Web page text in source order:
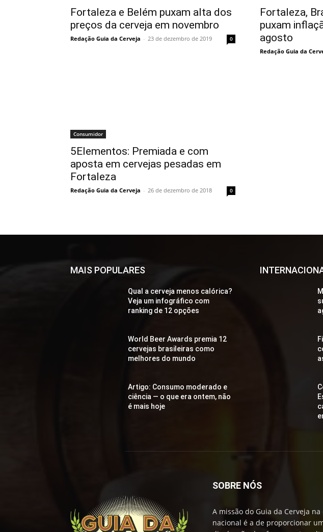
Fortaleza e Belém puxam alta dos
preços da cerveja em novembro
Redação Guia da Cerveja - 23 de dezembro de 2019 0
Fortaleza,
puxam
agosto
Redação Guia da
Consumidor
5Elementos: Premiada e com
aposta em cervejas pesadas em
Fortaleza
Redação Guia da Cerveja - 26 de dezembro de 2018 0
MAIS POPULARES
Qual a cerveja menos calórica?
Veja um infográfico com
ranking de 12 opções
World Beer Awards premia 12
cervejas brasileiras como
melhores do mundo
Artigo: Consumo moderado e
ciência — o que era ontem, não
é mais hoje
SOBRE NÓS
A missão do Guia da Cerveja
nacional é a de proporcionar